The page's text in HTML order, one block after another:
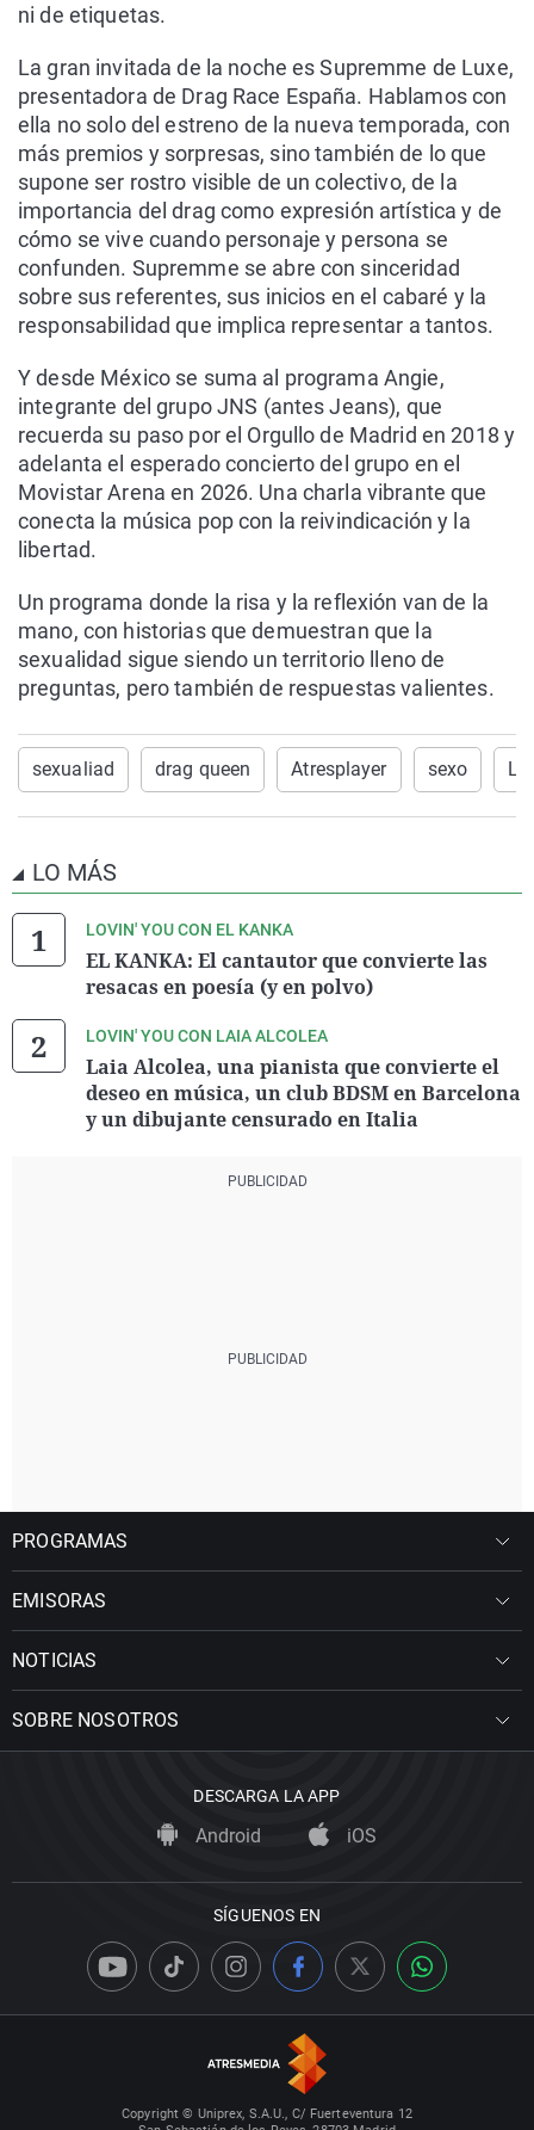
ni de etiquetas.
La gran invitada de la noche es Supremme de Luxe,
presentadora de Drag Race España. Hablamos con
ella no solo del estreno de la nueva temporada, con
más premios y sorpresas, sino también de lo que
supone ser rostro visible de un colectivo, de la
importancia del drag como expresión artística y de
cómo se vive cuando personaje y persona se
confunden. Supremme se abre con sinceridad
sobre sus referentes, sus inicios en el cabaré y la
responsabilidad que implica representar a tantos.
Y desde México se suma al programa Angie,
integrante del grupo JNS (antes Jeans), que
recuerda su paso por el Orgullo de Madrid en 2018 y
adelanta el esperado concierto del grupo en el
Movistar Arena en 2026. Una charla vibrante que
conecta la música pop con la reivindicación y la
libertad.
Un programa donde la risa y la reflexión van de la
mano, con historias que demuestran que la
sexualidad sigue siendo un territorio lleno de
preguntas, pero también de respuestas valientes.
sexualiad drag queen Atresplayer sexo
LO MÁS
LOVIN' YOU CON EL KANKA
EL KANKA: El cantautor que convierte las
resacas en poesía (y en polvo)
LOVIN' YOU CON LAIA ALCOLEA
Laia Alcolea, una pianista que convierte el
deseo en música, un club BDSM en Barcelona
y un dibujante censurado en Italia
PROGRAMAS
EMISORAS
NOTICIAS
SOBRE NOSOTROS
DESCARGA LA APP
Android iOS
SÍGUENOS EN
Copyright © Uniprex, S.A.U., C/ Fuerteventura 12